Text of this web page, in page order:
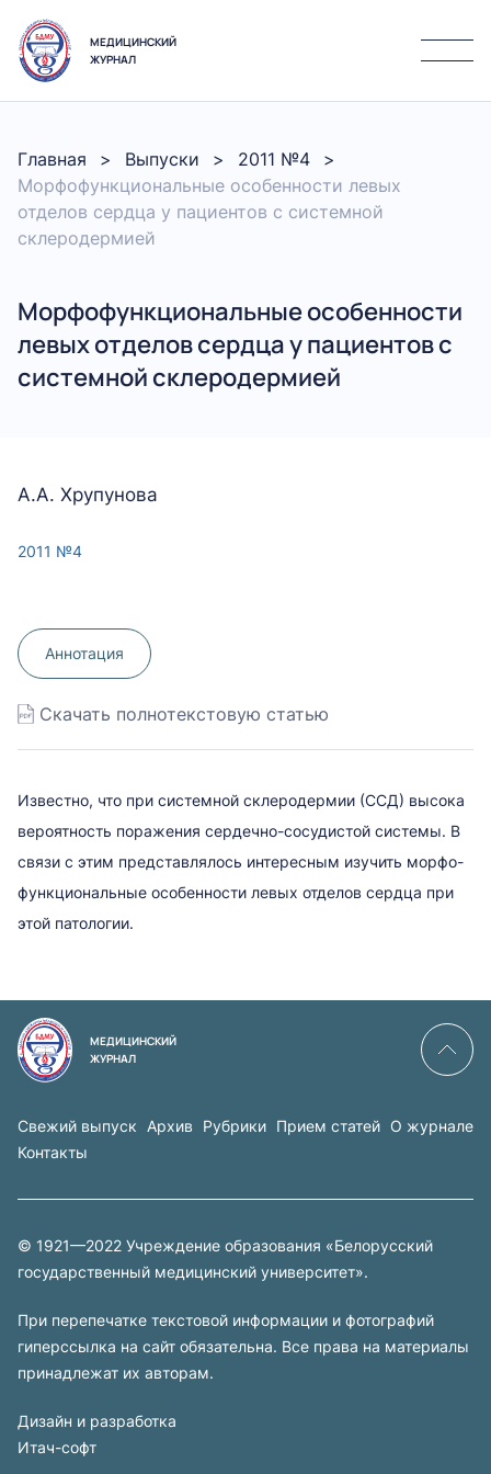
МЕДИЦИНСКИЙ
ЖУРНАЛ
Главная Выпуски
2011 №4
Морфофункциональные особенности левых
отделов сердца у пациентов с системной
склеродермией
Морфофункциональные особенности
левых отделов сердца у пациентов с
системной склеродермией
А.А. Хрупунова
2011 №4
Аннотация
Скачать полнотекстовую статью
Известно, что при системной склеродермии (ССД) высока
вероятность поражения сердечно-сосудистой системы. В
связи с этим представлялось интересным изучить морфо-
функциональные особенности левых отделов сердца при
этой патологии.
МЕДИЦИНСКИЙ
ЖУРНАЛ
Свежий выпуск Архив Рубрики Прием статей О журнале
Контакты
© 1921—2022 Учреждение образования «Белорусский
государственный медицинский университет».
При перепечатке текстовой информации и фотографий
гиперссылка на сайт обязательна. Все права на материалы
принадлежат их авторам.
Дизайн и разработка
Итач-софт